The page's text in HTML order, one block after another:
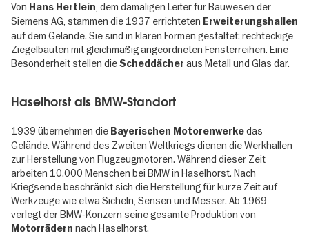
Von Hans Hertlein, dem damaligen Leiter für Bauwesen der
Siemens AG, stammen die 1937 errichteten Erweiterungshallen
auf dem Gelände. Sie sind in klaren Formen gestaltet: rechteckige
Ziegelbauten mit gleichmäßig angeordneten Fensterreihen. Eine
Besonderheit stellen dieScheddächer aus Metall und Glas dar.
Haselhorst als BMW-Standort
1939 übernehmen die Bayerischen Motorenwerkedas
Gelände. Während des Zweiten Weltkriegs dienen die Werkhallen
zur Herstellung von Flugzeugmotoren. Während dieser Zeit
arbeiten 10.000 Menschen bei BMW in Haselhorst. Nach
Kriegsende beschränkt sich die Herstellung für kurze Zeit auf
Werkzeuge wie etwa Sicheln, Sensen und Messer. Ab 1969
verlegt der BMW-Konzern seine gesamte Produktion von
Motorrädern nach Haselhorst.